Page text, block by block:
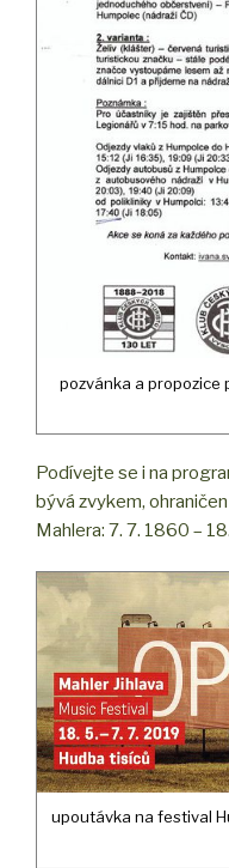
pozvánka a propozice
Podívejte se i na
bývá zvykem,
Mahlera: 7. 7. 1860 –
upoutávka na festival